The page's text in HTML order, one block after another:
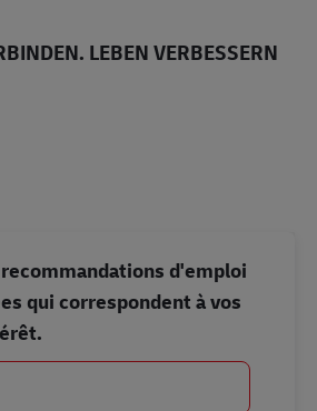
LEBEN VERBESSERN
d'emploi
qui correspondent à vos